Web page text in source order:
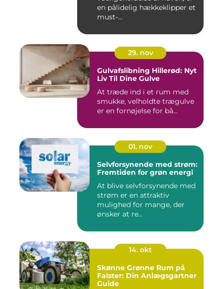
en pålidelig hækkeklipper et
must-...
29. nov
Gulvafslibning Hillerød: Nyt
Liv Til Dine Gulve
At træde ind i et rum med
smukke, velholdte trægulve
er en fornøjelse for bå...
01. nov
Selvforsynende med strøm:
Fremtiden for grøn energi
At blive selvforsynende med
strøm er en attraktiv
mulighed for mange, der
ønsker at re...
14. okt
Skønne Grønne Rum på
Falster: Din Anlægsgartner
Guide